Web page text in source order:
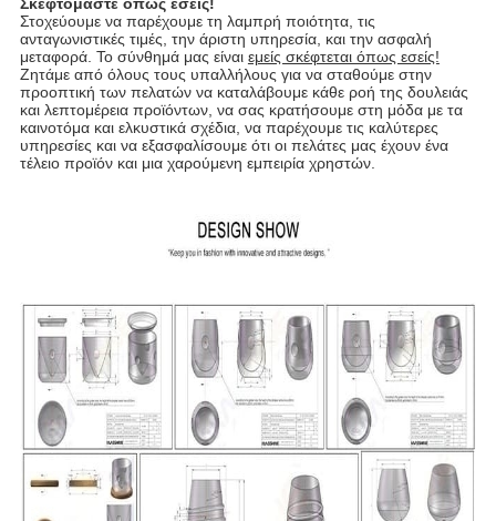
Σκεφτόμαστε όπως εσείς!
Στοχεύουμε να παρέχουμε τη λαμπρή ποιότητα, τις
ανταγωνιστικές τιμές, την άριστη υπηρεσία, και την ασφαλή
μεταφορά. Το σύνθημά μας είναι εμείς σκέφτεται όπως εσείς!
Ζητάμε από όλους τους υπαλλήλους για να σταθούμε στην
προοπτική των πελατών να καταλάβουμε κάθε ροή της δουλειάς
και λεπτομέρεια προϊόντων, να σας κρατήσουμε στη μόδα με τα
καινοτόμα και ελκυστικά σχέδια, να παρέχουμε τις καλύτερες
υπηρεσίες και να εξασφαλίσουμε ότι οι πελάτες μας έχουν ένα
τέλειο προϊόν και μια χαρούμενη εμπειρία χρηστών.